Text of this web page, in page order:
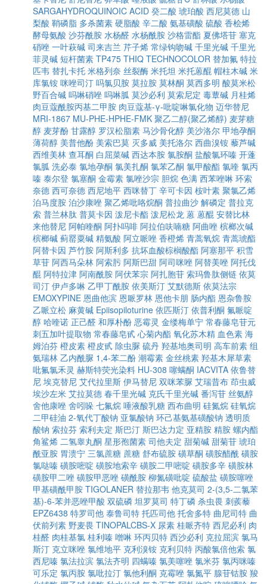
SARGAHYDROQUINOIC ACID 癸二酸 琥珀酸 西尼莫德 山
梨酸 鞘磷脂 多杀菌素 硬脂酸 辛二酸 氨基磺酸 硫酸 香桧烯
酵母氨酸 沙芬酰胺 水杨醛 水杨酰胺 沙格雷酯 夏佛塔苷 塞克
硝唑 一叶萩碱 司来吉兰 芹子烯 常绿钩吻碱 千里光碱 千里光
菲灵碱 短杆菌素 TP475 THIQ TECHNOCOLOR 替加氟 特拉
匹韦 替扎卡托 米格列奈 丝裂酶 米托坦 米托蒽醌 帽柱木碱 米
库氯铵 咪唑司汀 吗氯贝胺 莫拉胺 莫林酮 莫西多明 酸莫米松
野百合碱 吗啉硝唑 吗啉胍 莫沙必利 莫索尼定 毒蕈碱 月桂烯
肉豆蔻酰胺丙基二甲胺 肉豆蔻基-γ-吡啶啉氯化物 迈华替尼
MRI-1867 MU-PHE-HPHE-FMK 聚乙二醇(聚乙烯醇) 麦芽糖
醇 麦芽酚 甘露醇 罗汉松脂素 马沙骨化醇 美沙洛尔 甲地孕酮
薄荷醇 美普他酚 美索巴莫 灭多威 美托洛尔 西曲溴铵 藜芦碱
西维美林 查耳酮 白屈菜碱 西达本胺 氯胺酮 盐酸氯环嗪 开蓬
氯胍 洗必泰 氯地孕酮 氯美扎酮 氯苯乙酮 氯甲酸酯 氯喹 氯丙
嗪 泰尔登 氯塞酮 金霉素 氯唑沙宗 胆烷 色满 西苯唑啉 环索
奈德 西可奈德 西尼地平 西咪替丁 辛可卡因 桉叶素 聚氯乙烯
泊马度胺 泊沙康唑 聚乙烯吡咯烷酮 普拉曲沙 解磷定 普拉克
索 普兰林肽 普莫卡因 泼尼卡酯 泼尼松龙 蒽 蒽醌 安替比林
来他替尼 阿帕喹酮 阿扑吗啡 阿拉伯呋喃糖 阿曲唑 槟榔次碱
槟榔碱 蓟罂粟碱 精氨酸 阿立哌唑 香橙烯 青蒿氧烷 青蒿琥酯
阿替卡因 芦竹胺 阿斯利多 抗坏血酸棕榈酸酯 阿塞那平 积雪
草苷 阿西马朵林 阿索肟 阿斯巴甜 阿司咪唑 阿替美唑 阿托伐
醌 阿特拉津 阿南酰胺 阿伏苯宗 阿扎胞苷 索玛鲁肽侧链 依莫
司汀 伊卢多啉 乙甲丁酰胺 依美斯汀 艾默德斯 依莫法宗
EMOXYPINE 恩曲他滨 恩哌罗林 恩他卡朋 肠内酯 恩杂鲁胺
乙哌立松 麻黄碱 Epiisopiloturine 依匹斯汀 依普利酮 氟哌啶
醇 哈喹诺 正己醛 和厚朴酚 恶霉灵 金缕梅单宁 常春藤皂苷元
刺五加叶提取物 常春藤皂甙 心菊内酯 氧化苏木精 血色素 海
姆泊芬 橙皮素 橙皮甙 除虫脲 硫丹 羟基地奥司明 高车前素 组
氨瑞林 乙内酰脲 1,4-苯二酚 潮霉素 金丝桃素 羟基木犀草素
吡氟氯禾灵 赫斯特荧光染料 HU-308 噻螨酮 IACVITA 依鲁替
尼 埃克替尼 艾代拉里斯 伊马替尼 双咪苯脲 艾瑞昔布 茚虫威
埃沙左米 艾拉莫德 春千里光碱 克氏千里光碱 番泻苷 丝氨醇
舍他康唑 舍吲哚 七氟烷 唾液酸乳糖 西布曲明 硅氮烷 硅氧烷
二甲硅油 2-氧代丁酸钠 亚氯酸钠 环己基氨基磺酸钠 透明质
酸钠 索拉芬 索利夫定 斯巴汀 斯巴达力定 亚精胺 精胺 螺内酯
角鲨烯 二氢睾丸酮 星形孢菌素 司他夫定 甜菊碱 甜菊苷 琥珀
酰亚胺 胃溃宁 三氯蔗糖 蔗糖 舒布硫胺 磺草酮 磺胺醋酰 磺胺
氯哒嗪 磺胺嘧啶 磺胺地索辛 磺胺二甲嘧啶 磺胺多辛 磺胺林
磺胺甲二唑 磺胺甲恶唑 磺酰胺 柳氮磺吡啶 硫酸盐 磺胺噻唑
甲基磺酰甲胺 TIGOLANER 替拉那韦 他克莫司 2-(3,5-二氯苯
基)-6-苯并恶唑甲酸 双硫磷 坦罗莫司 特丁磷 杀虫畏 刺蒺藜
EPZ6438 特罗司他 泰鲁司特 托匹司他 托舍多特 曲尼司特 曲
伏前列素 野麦畏 TINOPALCBS-X 尿素 桂哌齐特 西尼必利 肉
桂醛 肉桂基氯 桂利嗪 噌啉 环丙贝特 西沙必利 克拉屈滨 氯马
斯汀 克立咪唑 氯维地平 克利溴铵 克利贝特 丙酸氯倍他索 氯
西尼嗪 氯法拉滨 氯法齐明 四螨嗪 氯美噻唑 氯米芬 氯丙咪嗪
可乐定 氯丙胺 氯吡拉汀 氯他利酮 克霉唑 氯氮平 腺苷钴胺 羧